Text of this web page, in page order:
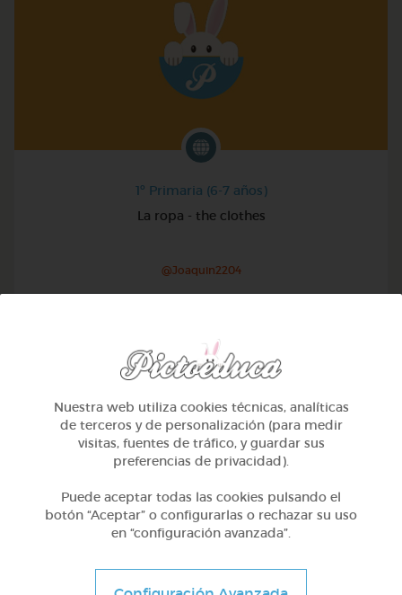
1º Primaria (6-7 años)
La ropa - the clothes
@Joaquin2204
Otros
Sílabas trabadas
Nuestra web utiliza cookies técnicas, analíticas
de terceros y de personalización (para medir
visitas, fuentes de tráfico, y guardar sus
preferencias de privacidad).
Puede aceptar todas las cookies pulsando el
botón “Aceptar” o configurarlas o rechazar su uso
en “configuración avanzada”.